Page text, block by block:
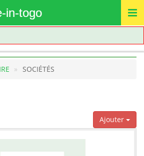
in-togo
SOCIÉTÉS
Ajouter